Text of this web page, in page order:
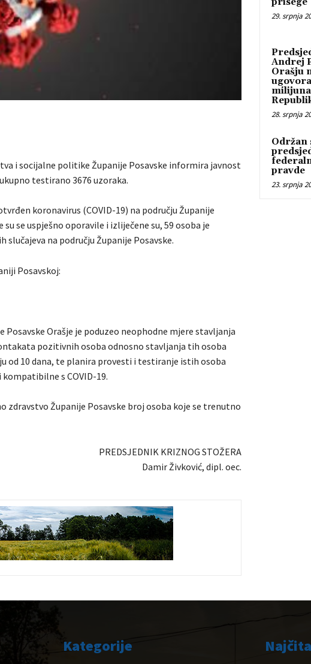
i socijalne politike Županije Posavske informira javnost
testirano 3676 uzoraka.
koronavirus (COVID-19) na području Županije
su se uspješno oporavile i izliječene su, 59 osoba je
na području Županije Posavske.
Posavskoj:
Posavske Orašje je poduzeo neophodne mjere stavljanja
pozitivnih osoba odnosno stavljanja tih osoba
od 10 dana, te planira provesti i testiranje istih osoba
s COVID-19.
zdravstvo Županije Posavske broj osoba koje se trenutno
PREDSJEDNIK KRIZNOG STOŽERA
Damir Živković, dipl. oec.
29. srpnja
Andrej
Orašju
28. srpnja
Održan
pravde
23. srpnja
Kategorije